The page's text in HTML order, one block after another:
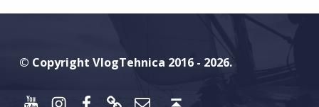
© Copyright VlogTehnica 2016 - 2026.
YoutubeInstagram
Facebook
Discord